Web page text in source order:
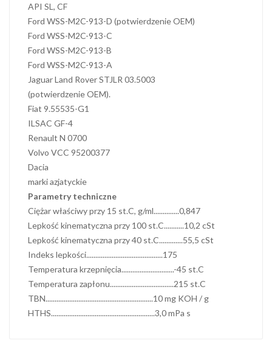
API SL, CF
Ford WSS-M2C-913-D (potwierdzenie OEM)
Ford WSS-M2C-913-C
Ford WSS-M2C-913-B
Ford WSS-M2C-913-A
Jaguar Land Rover STJLR 03.5003
(potwierdzenie OEM).
Fiat 9.55535-G1
ILSAC GF-4
Renault N 0700
Volvo VCC 95200377
Dacia
marki azjatyckie
Parametry techniczne
Ciężar właściwy przy 15 st.C, g/ml..............0,847
Lepkość kinematyczna przy 100 st.C...........10,2 cSt
Lepkość kinematyczna przy 40 st.C.............55,5 cSt
Indeks lepkości..........................................175
Temperatura krzepnięcia.............................-45 st.C
Temperatura zapłonu...................................215 st.C
TBN...........................................................10 mg KOH / g
HTHS.........................................................3,0 mPa s